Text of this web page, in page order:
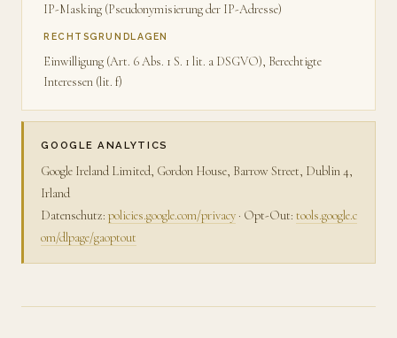
IP-Masking (Pseudonymisierung der IP-Adresse)
RECHTSGRUNDLAGEN
Einwilligung (Art. 6 Abs. 1 S. 1 lit. a DSGVO), Berechtigte
Interessen (lit. f)
GOOGLE ANALYTICS
Google Ireland Limited, Gordon House, Barrow Street, Dublin 4,
Irland
Datenschutz:policies.google.com/privacy · Opt-Out:tools.google.c
om/dlpage/gaoptout